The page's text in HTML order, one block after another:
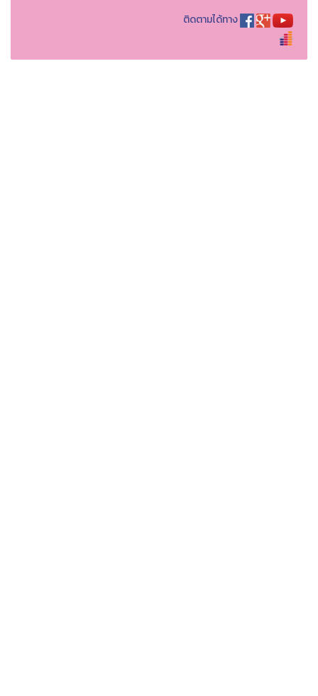
ติดตามได้ทาง